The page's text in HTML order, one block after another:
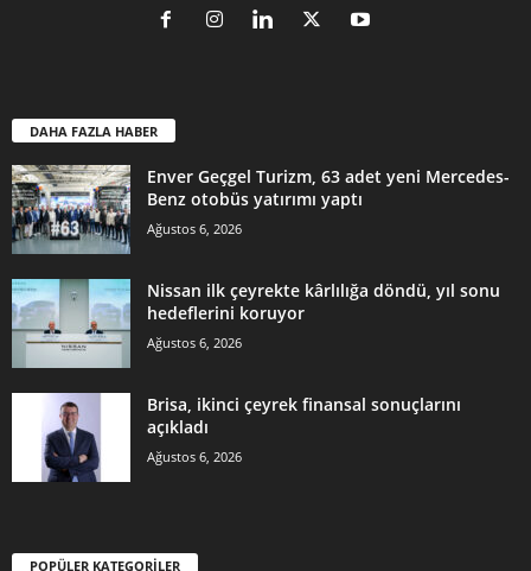
DAHA FAZLA HABER
Enver Geçgel Turizm, 63 adet yeni Mercedes-
Benz otobüs yatırımı yaptı
Ağustos 6, 2026
Nissan ilk çeyrekte kârlılığa döndü, yıl sonu
hedeflerini koruyor
Ağustos 6, 2026
Brisa, ikinci çeyrek finansal sonuçlarını
açıkladı
Ağustos 6, 2026
POPÜLER KATEGORİLER